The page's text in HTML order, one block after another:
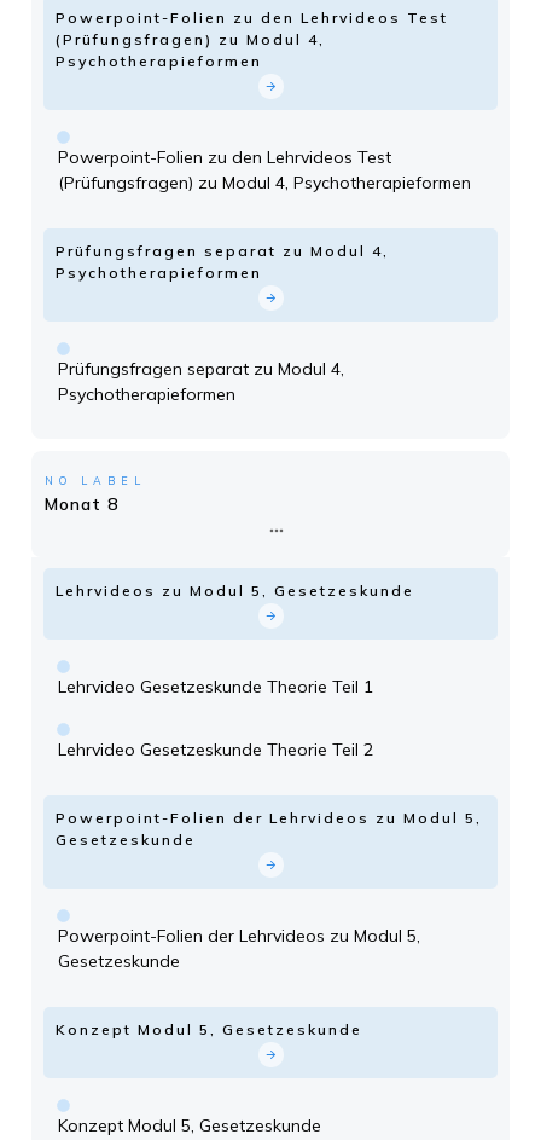
Powerpoint-Folien zu den Lehrvideos Test
(Prüfungsfragen) zu Modul 4,
Psychotherapieformen
Powerpoint-Folien zu den Lehrvideos Test
(Prüfungsfragen) zu Modul 4, Psychotherapieformen
Prüfungsfragen separat zu Modul 4,
Psychotherapieformen
Prüfungsfragen separat zu Modul 4,
Psychotherapieformen
NO LABEL
Monat 8
Lehrvideos zu Modul 5, Gesetzeskunde
Lehrvideo Gesetzeskunde Theorie Teil 1
Lehrvideo Gesetzeskunde Theorie Teil 2
Powerpoint-Folien der Lehrvideos zu Modul 5,
Gesetzeskunde
Powerpoint-Folien der Lehrvideos zu Modul 5,
Gesetzeskunde
Konzept Modul 5, Gesetzeskunde
Konzept Modul 5, Gesetzeskunde